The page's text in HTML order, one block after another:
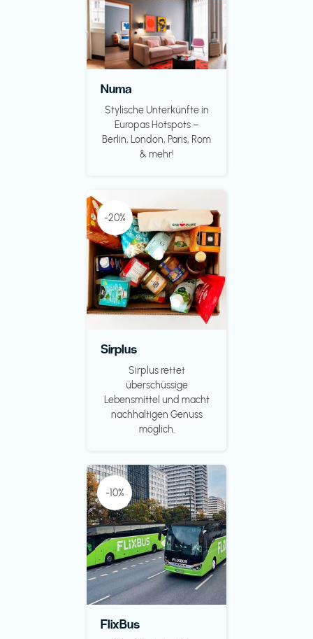
Numa
Stylische Unterkünfte in
Europas Hotspots –
Berlin, London, Paris, Rom
& mehr!
-20%
Sirplus
Sirplus rettet
überschüssige
Lebensmittel und macht
nachhaltigen Genuss
möglich.
-10%
FlixBus